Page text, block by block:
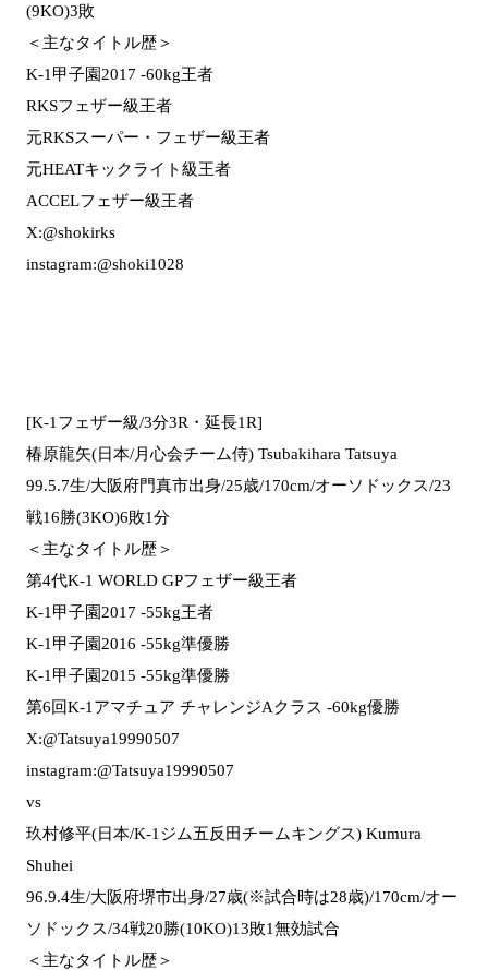
(9KO)3敗
＜主なタイトル歴＞
K-1甲子園2017 -60kg王者
RKSフェザー級王者
元RKSスーパー・フェザー級王者
元HEATキックライト級王者
ACCELフェザー級王者
X:@shokirks
instagram:@shoki1028
[K-1フェザー級/3分3R・延長1R]
椿原龍矢(日本/月心会チーム侍) Tsubakihara Tatsuya
99.5.7生/大阪府門真市出身/25歳/170cm/オーソドックス/23
戦16勝(3KO)6敗1分
＜主なタイトル歴＞
第4代K-1 WORLD GPフェザー級王者
K-1甲子園2017 -55kg王者
K-1甲子園2016 -55kg準優勝
K-1甲子園2015 -55kg準優勝
第6回K-1アマチュア チャレンジAクラス -60kg優勝
X:@Tatsuya19990507
instagram:@Tatsuya19990507
vs
玖村修平(日本/K-1ジム五反田チームキングス) Kumura
Shuhei
96.9.4生/大阪府堺市出身/27歳(※試合時は28歳)/170cm/オー
ソドックス/34戦20勝(10KO)13敗1無効試合
＜主なタイトル歴＞